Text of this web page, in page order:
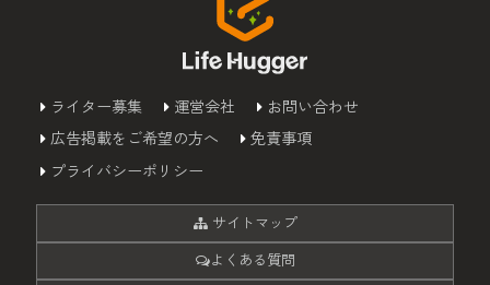
ライター募集 運営会社
お問い合わせ
広告掲載をご希望の方へ
免責事項
プライバシーポリシー
サイトマップ
よくある質問